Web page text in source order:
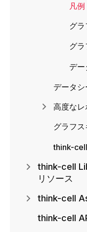
凡例
グ
グラ
デ
データ
高度な
グラフ
think-
think-cell
リソース
think-cell
think-cell